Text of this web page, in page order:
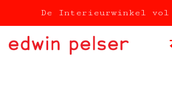
De Interieurwinkel vol